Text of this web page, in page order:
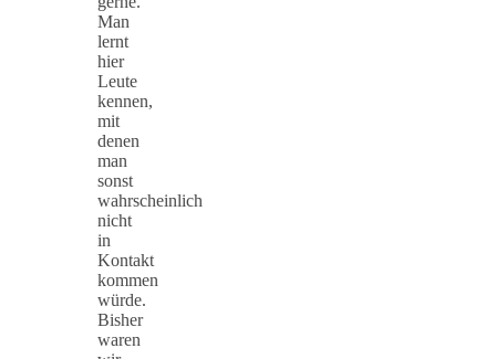
Man
lernt
hier
Leute
kennen,
mit
denen
man
sonst
wahrscheinlich
nicht
in
Kontakt
kommen
würde.
Bisher
waren